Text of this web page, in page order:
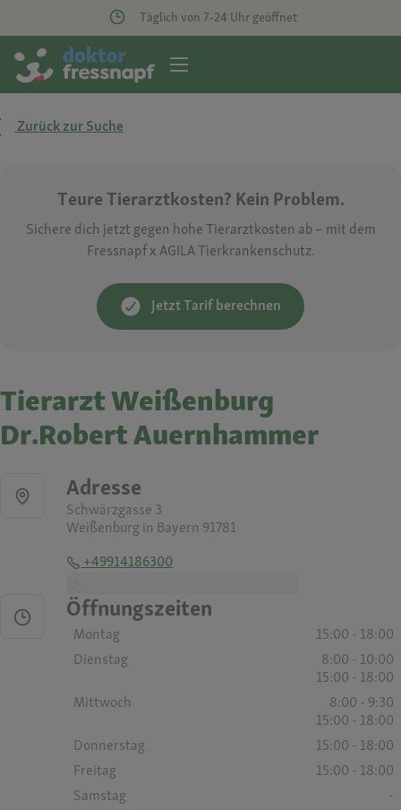
Täglich von 7-24 Uhr geöffnet
Zurück zur Suche
Teure Tierarztkosten? Kein Problem.
Sichere dich jetzt gegen hohe Tierarztkosten ab – mit dem
Fressnapf x AGILA Tierkrankenschutz.
Jetzt Tarif berechnen
Tierarzt Weißenburg
Dr.Robert Auernhammer
Adresse
Schwärzgasse 3
Weißenburg in Bayern 91781
+49914186300
Öffnungszeiten
Montag
15:00 - 18:00
Dienstag
8:00 - 10:00
15:00 - 18:00
Mittwoch
8:00 - 9:30
15:00 - 18:00
Donnerstag
15:00 - 18:00
Freitag
15:00 - 18:00
Samstag
-